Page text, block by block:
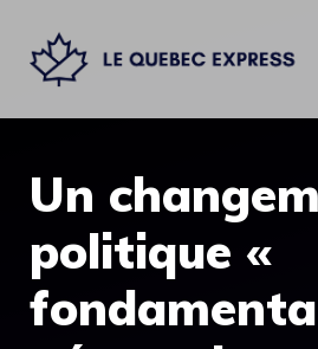
contenu
Un
politique «